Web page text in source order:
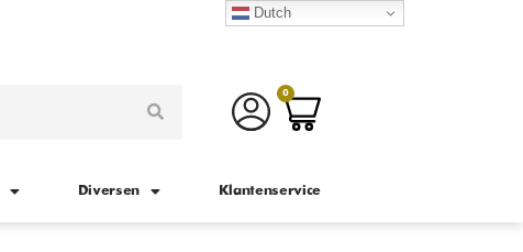
0
Diversen Klantenservice
Dutch